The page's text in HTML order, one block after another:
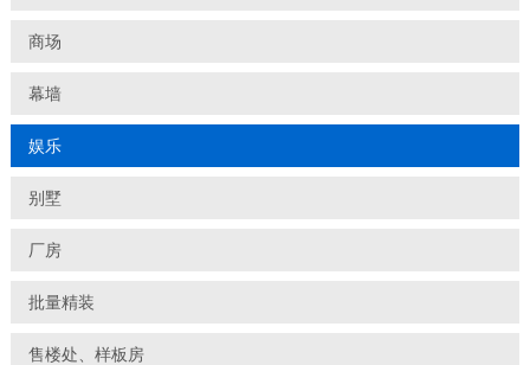
商场
幕墙
娱乐
别墅
厂房
批量精装
售楼处、样板房